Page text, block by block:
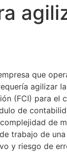
que
agilizar
(FCI) para el
de
de
trabajo de
y riesgo de